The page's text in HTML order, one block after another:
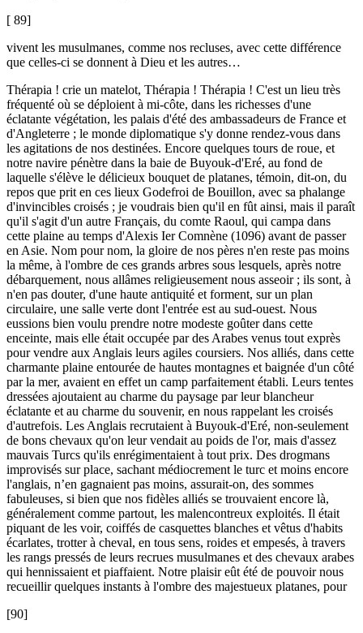
[ 89]
vivent les musulmanes, comme nos recluses, avec cette différence
que celles-ci se donnent à Dieu et les autres…
Thérapia ! crie un matelot, Thérapia ! Thérapia ! C'est un lieu très
fréquenté où se déploient à mi-côte, dans les richesses d'une
éclatante végétation, les palais d'été des ambassadeurs de France et
d'Angleterre ; le monde diplomatique s'y donne rendez-vous dans
les agitations de nos destinées. Encore quelques tours de roue, et
notre navire pénètre dans la baie de Buyouk-d'Eré, au fond de
laquelle s'élève le délicieux bouquet de platanes, témoin, dit-on, du
repos que prit en ces lieux Godefroi de Bouillon, avec sa phalange
d'invincibles croisés ; je voudrais bien qu'il en fût ainsi, mais il paraît
qu'il s'agit d'un autre Français, du comte Raoul, qui campa dans
cette plaine au temps d'Alexis Ier Comnène (1096) avant de passer
en Asie. Nom pour nom, la gloire de nos pères n'en reste pas moins
la même, à l'ombre de ces grands arbres sous lesquels, après notre
débarquement, nous allâmes religieusement nous asseoir ; ils sont, à
n'en pas douter, d'une haute antiquité et forment, sur un plan
circulaire, une salle verte dont l'entrée est au sud-ouest. Nous
eussions bien voulu prendre notre modeste goûter dans cette
enceinte, mais elle était occupée par des Arabes venus tout exprès
pour vendre aux Anglais leurs agiles coursiers. Nos alliés, dans cette
charmante plaine entourée de hautes montagnes et baignée d'un côté
par la mer, avaient en effet un camp parfaitement établi. Leurs tentes
dressées ajoutaient au charme du paysage par leur blancheur
éclatante et au charme du souvenir, en nous rappelant les croisés
d'autrefois. Les Anglais recrutaient à Buyouk-d'Eré, non-seulement
de bons chevaux qu'on leur vendait au poids de l'or, mais d'assez
mauvais Turcs qu'ils enrégimentaient à tout prix. Des drogmans
improvisés sur place, sachant médiocrement le turc et moins encore
l'anglais, n’en gagnaient pas moins, assurait-on, des sommes
fabuleuses, si bien que nos fidèles alliés se trouvaient encore là,
généralement comme partout, les malencontreux exploités. Il était
piquant de les voir, coiffés de casquettes blanches et vêtus d'habits
écarlates, trotter à cheval, en tous sens, roides et empesés, à travers
les rangs pressés de leurs recrues musulmanes et des chevaux arabes
qui hennissaient et piaffaient. Notre plaisir eût été de pouvoir nous
recueillir quelques instants à l'ombre des majestueux platanes, pour
[90]